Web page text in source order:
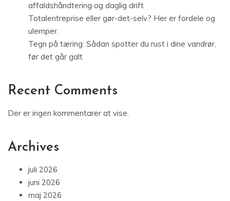
affaldshåndtering og daglig drift
Totalentreprise eller gør-det-selv? Her er fordele og
ulemper.
Tegn på tæring: Sådan spotter du rust i dine vandrør,
før det går galt
Recent Comments
Der er ingen kommentarer at vise.
Archives
juli 2026
juni 2026
maj 2026